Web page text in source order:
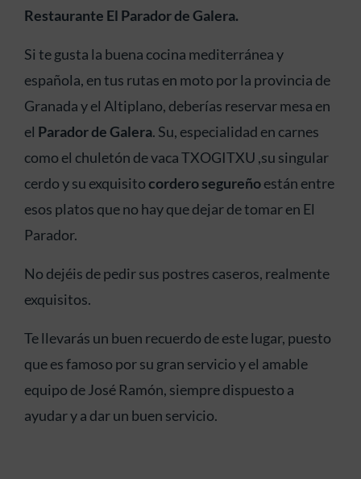
Restaurante El Parador de Galera.
Si te gusta la buena cocina mediterránea y
española, en tus rutas en moto por la provincia de
Granada y el Altiplano, deberías reservar mesa en
el Parador de Galera. Su, especialidad en carnes
como el chuletón de vaca TXOGITXU ,su singular
cerdoy su exquisitocordero segureñoestán entre
esos platos que no hay que dejar de tomar en El
Parador.
No dejéis de pedir sus postres caseros, realmente
exquisitos.
Te llevarás un buen recuerdo de este lugar, puesto
que es famoso por su gran servicio y el amable
equipo de José Ramón, siempre dispuesto a
ayudar y a dar un buen servicio.